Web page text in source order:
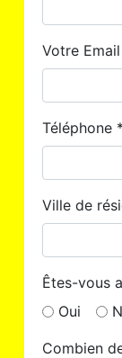
Votre
Téléphone *
Ville de
Êtes-vous
Oui
Combien